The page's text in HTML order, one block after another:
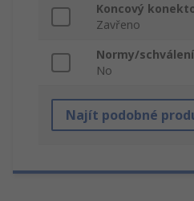
Koncový
Zavřeno
Normy/schválení
No
Najít podobné